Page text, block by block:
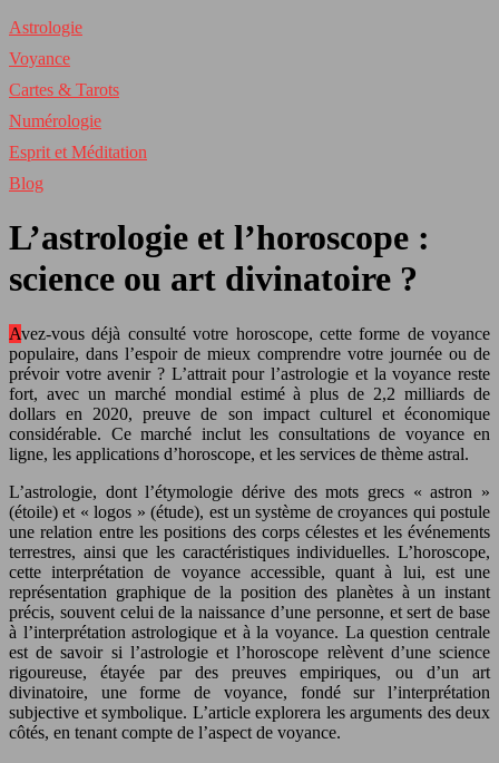
Astrologie
Voyance
Cartes & Tarots
Numérologie
Esprit et Méditation
Blog
L’astrologie et l’horoscope :
science ou art divinatoire ?
Avez-vous déjà consulté votre horoscope, cette forme de voyance
populaire, dans l’espoir de mieux comprendre votre journée ou de
prévoir votre avenir ? L’attrait pour l’astrologie et la voyance reste
fort, avec un marché mondial estimé à plus de 2,2 milliards de
dollars en 2020, preuve de son impact culturel et économique
considérable. Ce marché inclut les consultations de voyance en
ligne, les applications d’horoscope, et les services de thème astral.
L’astrologie, dont l’étymologie dérive des mots grecs « astron »
(étoile) et « logos » (étude), est un système de croyances qui postule
une relation entre les positions des corps célestes et les événements
terrestres, ainsi que les caractéristiques individuelles. L’horoscope,
cette interprétation de voyance accessible, quant à lui, est une
représentation graphique de la position des planètes à un instant
précis, souvent celui de la naissance d’une personne, et sert de base
à l’interprétation astrologique et à la voyance. La question centrale
est de savoir si l’astrologie et l’horoscope relèvent d’une science
rigoureuse, étayée par des preuves empiriques, ou d’un art
divinatoire, une forme de voyance, fondé sur l’interprétation
subjective et symbolique. L’article explorera les arguments des deux
côtés, en tenant compte de l’aspect de voyance.